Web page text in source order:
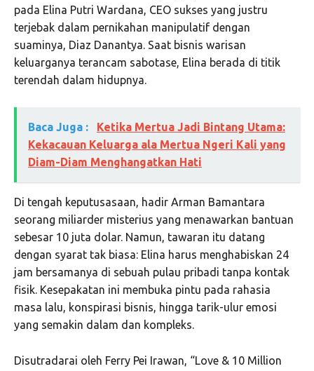
pada Elina Putri Wardana, CEO sukses yang justru
terjebak dalam pernikahan manipulatif dengan
suaminya, Diaz Danantya. Saat bisnis warisan
keluarganya terancam sabotase, Elina berada di titik
terendah dalam hidupnya.
Baca Juga :
Ketika Mertua Jadi Bintang Utama:
Kekacauan Keluarga ala Mertua Ngeri Kali yang
Diam-Diam Menghangatkan Hati
Di tengah keputusasaan, hadir Arman Bamantara
seorang miliarder misterius yang menawarkan bantuan
sebesar 10 juta dolar. Namun, tawaran itu datang
dengan syarat tak biasa: Elina harus menghabiskan 24
jam bersamanya di sebuah pulau pribadi tanpa kontak
fisik. Kesepakatan ini membuka pintu pada rahasia
masa lalu, konspirasi bisnis, hingga tarik-ulur emosi
yang semakin dalam dan kompleks.
Disutradarai oleh Ferry Pei Irawan, “Love & 10 Million